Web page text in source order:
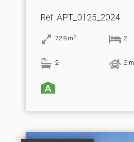
Ref: APT_0125_2024
72.8 m2 2
2 Sim